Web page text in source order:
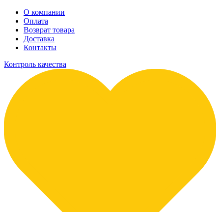
О компании
Оплата
Возврат товара
Доставка
Контакты
Контроль качества